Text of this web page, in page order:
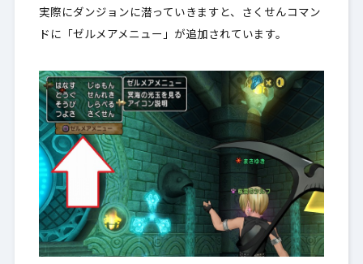
実際にダンジョンに潜っていきますと、さくせんコマン
ドに「ゼルメアメニュー」が追加されています。